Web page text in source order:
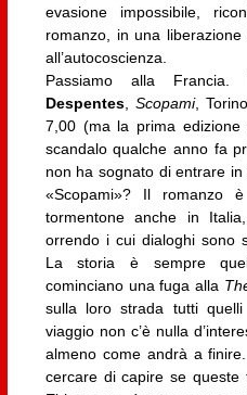
evasione impossibile,
romanzo, in una
all’autocoscienza.
Passiamo alla
Despentes, Scopami,
7,00 (ma la prima
scandalo qualche anno fa
non ha sognato di entrare
«Scopami»? Il romanzo
tormentone anche in
orrendo i cui dialoghi sono
La storia è sempre
cominciano una fuga alla
sulla loro strada tutti
viaggio non c’è nulla
almeno come andrà a
cercare di capire se queste